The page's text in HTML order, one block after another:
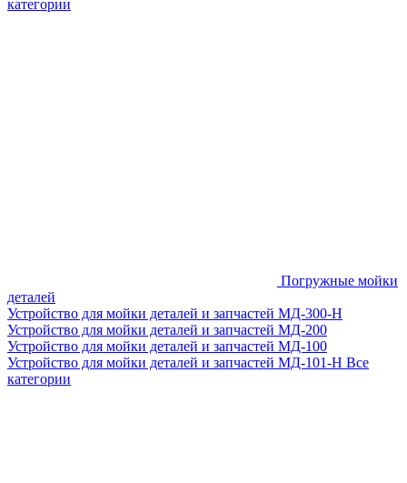
категории
Погружные мойки
деталей
Устройство для мойки деталей и запчастей МД-300-H
Устройство для мойки деталей и запчастей МД-200
Устройство для мойки деталей и запчастей МД-100
Устройство для мойки деталей и запчастей МД-101-Н Все
категории